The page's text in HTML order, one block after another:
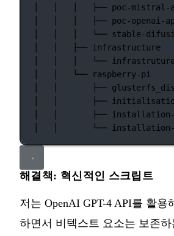
├── poc-mistral-
├── poc-openai-
└── stable-
├──
infrastructure
└──
└──
raspberry-pi
├──
├──
├──
installation-
└── installation-
해결책: 혁신적인 스크립트
저는 OpenAI GPT-4 API를 활용
하면서 비텍스트 요소는 보존하